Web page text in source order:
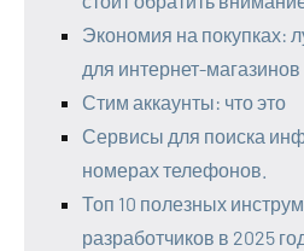
Экономия на покупках:
для интернет-магазинов
Стим аккаунты: что это
Сервисы для поиска
номерах телефонов.
Топ 10 полезных
разработчиков в 2025